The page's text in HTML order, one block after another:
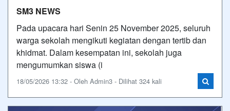
SM3 NEWS
Pada upacara hari Senin 25 November 2025, seluruh
warga sekolah mengikuti kegiatan dengan tertib dan
khidmat. Dalam kesempatan ini, sekolah juga
mengumumkan siswa (i
18/05/2026 13:32 - Oleh Admin3 - Dilihat 324 kali